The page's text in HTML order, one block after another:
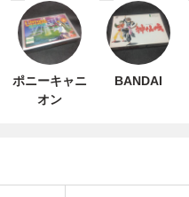
ポニーキャニ
オン
BANDAI